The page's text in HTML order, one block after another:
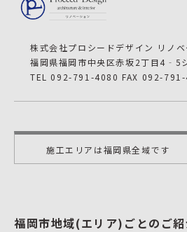
株式会社プロシードデザイン リノベ
福岡県福岡市中央区赤坂2丁目4‐5
TEL 092-791-4080 FAX 092-791-
施工エリアは福岡県全域です
福岡市地域(エリア)ごとのご